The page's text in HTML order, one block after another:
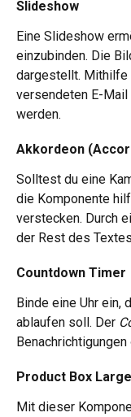
Slideshow
Eine Slideshow
einzubinden. Die
dargestellt. Mithilfe
versendeten E-
werden.
Akkordeon
Solltest du eine
die Komponente
verstecken. Durch
der Rest des
Countdown Timer
Binde eine Uhr ein,
ablaufen soll. Der
Product Box Large
Mit dieser